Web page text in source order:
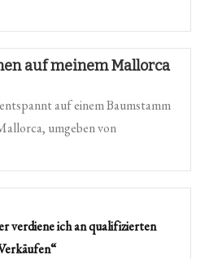
auf meinem Mallorca
verdiene ich an qualifizierten